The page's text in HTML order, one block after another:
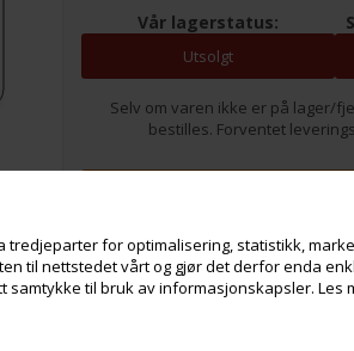
for optimalisering, statistikk,
til nettstedet vårt og gjør det derfor enda
samtykke til bruk av informasjonskapsler. Les
Vår lagerstatus:
Utsolgt
Selv om varen ikke er på lager/
bestilles. Forventet